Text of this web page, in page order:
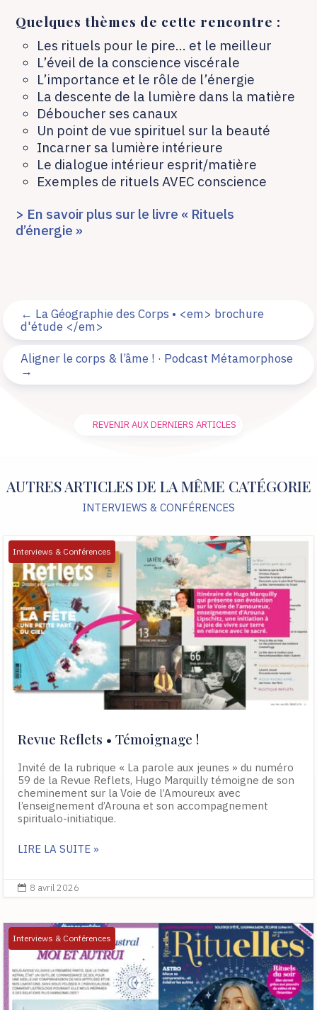
Quelques thèmes de cette rencontre :
Les rituels pour le pire… et le meilleur
L’éveil de la conscience viscérale
L’importance et le rôle de l’énergie
La descente de la lumière dans la matière
Déboucher ses canaux
Un point de vue spirituel sur la beauté
Incarner sa lumière intérieure
Le dialogue intérieur esprit/matière
Exemples de rituels AVEC conscience
> En savoir plus sur le livre « Rituels
d’énergie »
← La Géographie des Corps • <em> brochure
d'étude </em>
Aligner le corps & l’âme ! · Podcast Métamorphose
→
REVENIR AUX DERNIERS ARTICLES
AUTRES ARTICLES DE LA MÊME CATÉGORIE
INTERVIEWS & CONFÉRENCES
Interviews & Conférences
Revue Reflets • Témoignage !
Invité de la rubrique « La parole aux jeunes » du numéro
59 de la Revue Reflets, Hugo Marquilly témoigne de son
cheminement sur la Voie de l’Amoureux avec
l’enseignement d’Arouna et son accompagnement
spiritualo-initiatique.
LIRE LA SUITE »
 8 avril 2026
Interviews & Conférences